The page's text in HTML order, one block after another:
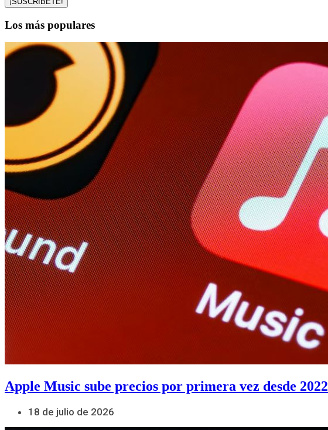
Los más populares
Apple Music sube precios por primera vez desde 2022
18 de julio de 2026